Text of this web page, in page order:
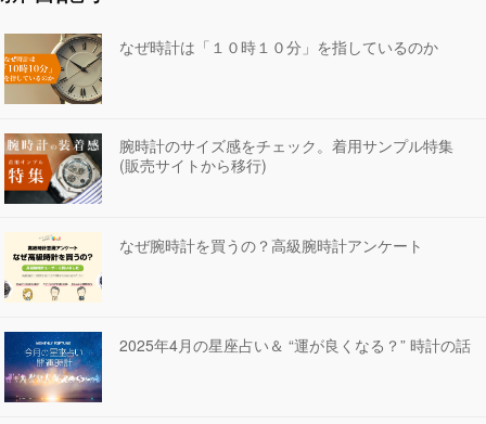
なぜ時計は「１０時１０分」を指しているのか
腕時計のサイズ感をチェック。着用サンプル特集
(販売サイトから移行)
なぜ腕時計を買うの？高級腕時計アンケート
2025年4月の星座占い＆ “運が良くなる？” 時計の話